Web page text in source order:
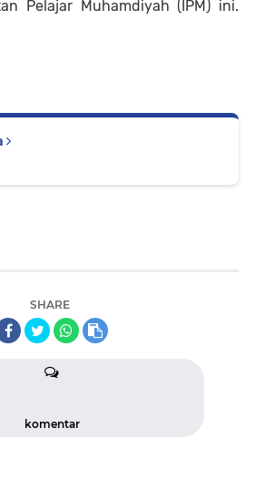
Pelajar Muhamdiyah (IPM) ini.
SHARE
komentar